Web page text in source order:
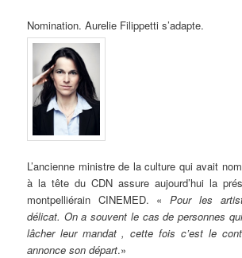
Nomination. Aurelie Filippetti s’adapte.
L’ancienne ministre de la culture qui avait
à la tête du CDN assure aujourd’hui la
montpelliérain CINEMED. «Pour les
délicat. On a souvent le cas de personnes
lâcher leur mandat , cette fois c’est le
annonce son départ.»